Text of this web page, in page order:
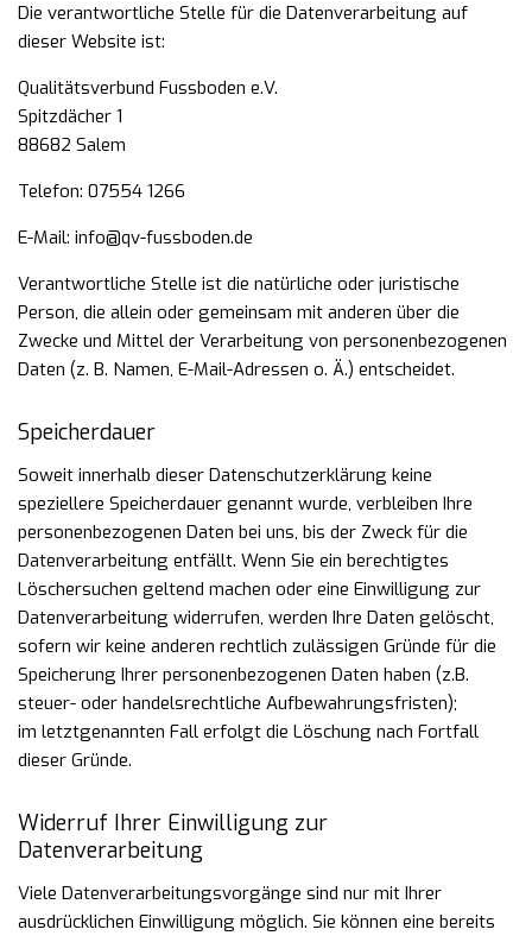
Die verantwortliche Stelle für die Datenverarbeitung auf
dieser Website ist:
Qualitätsverbund Fussboden e.V.
Spitzdächer 1
88682 Salem
Telefon: 07554 1266
E-Mail: info@qv-fussboden.de
Verantwortliche Stelle ist die natürliche oder juristische
Person, die allein oder gemeinsam mit anderen über die
Zwecke und Mittel der Verarbeitung von personenbezogenen
Daten (z. B. Namen, E-Mail-Adressen o. Ä.) entscheidet.
Speicherdauer
Soweit innerhalb dieser Datenschutzerklärung keine
speziellere Speicherdauer genannt wurde, verbleiben Ihre
personenbezogenen Daten bei uns, bis der Zweck für die
Datenverarbeitung entfällt. Wenn Sie ein berechtigtes
Löschersuchen geltend machen oder eine Einwilligung zur
Datenverarbeitung widerrufen, werden Ihre Daten gelöscht,
sofern wir keine anderen rechtlich zulässigen Gründe für die
Speicherung Ihrer personenbezogenen Daten haben (z.B.
steuer- oder handelsrechtliche Aufbewahrungsfristen);
im letztgenannten Fall erfolgt die Löschung nach Fortfall
dieser Gründe.
Widerruf Ihrer Einwilligung zur
Datenverarbeitung
Viele Datenverarbeitungsvorgänge sind nur mit Ihrer
ausdrücklichen Einwilligung möglich. Sie können eine bereits